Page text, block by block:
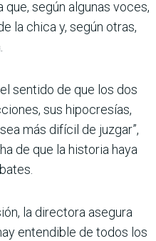
según algunas voces,
la chica y, según otras,
sentido de que los dos
sus hipocresías,
más difícil de juzgar”,
de que la historia haya
la directora asegura
entendible de todos los